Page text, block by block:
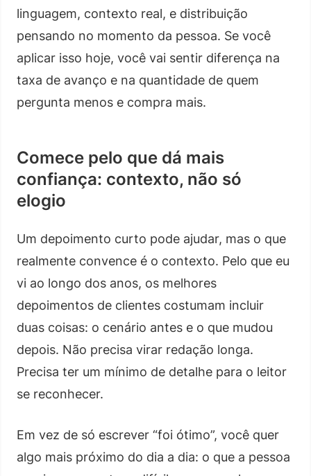
linguagem, contexto real, e distribuição
pensando no momento da pessoa. Se você
aplicar isso hoje, você vai sentir diferença na
taxa de avanço e na quantidade de quem
pergunta menos e compra mais.
Comece pelo que dá mais
confiança: contexto, não só
elogio
Um depoimento curto pode ajudar, mas o que
realmente convence é o contexto. Pelo que eu
vi ao longo dos anos, os melhores
depoimentos de clientes costumam incluir
duas coisas: o cenário antes e o que mudou
depois. Não precisa virar redação longa.
Precisa ter um mínimo de detalhe para o leitor
se reconhecer.
Em vez de só escrever “foi ótimo”, você quer
algo mais próximo do dia a dia: o que a pessoa